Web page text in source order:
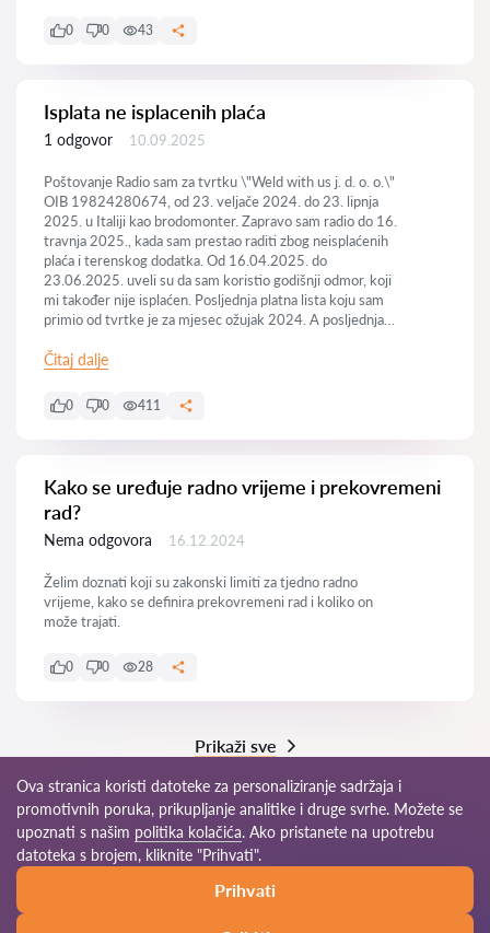
0 0 43
Isplata ne isplacenih plaća
1 odgovor 10.09.2025
Poštovanje Radio sam za tvrtku \"Weld with us j. d. o. o.\"
OIB 19824280674, od 23. veljače 2024. do 23. lipnja
2025. u Italiji kao brodomonter. Zapravo sam radio do 16.
travnja 2025., kada sam prestao raditi zbog neisplaćenih
plaća i terenskog dodatka. Od 16.04.2025. do
23.06.2025. uveli su da sam koristio godišnji odmor, koji
mi također nije isplaćen. Posljednja platna lista koju sam
primio od tvrtke je za mjesec ožujak 2024. A posljednja
listopad 2024. Nakon toga su bile uplate koje su zadržane
Pokušao sam kontaktirati tvrtku, ali bezuspješno.
Mađarski sam državljanin i imam A1 obrazac. Zanima me
isplati li se tužiti tvrtku da bih dobio zaostale plaće?
Čitaj dalje
0 0 411
Kako se uređuje radno vrijeme i prekovremeni
rad?
Nema odgovora 16.12.2024
Želim doznati koji su zakonski limiti za tjedno radno
vrijeme, kako se definira prekovremeni rad i koliko on
može trajati.
0 0 28
Prikaži sve
© 2026 Odvjetnici-hr.com
Mapa stranice
Ova stranica koristi datoteke za personaliziranje sadržaja i
promotivnih poruka, prikupljanje analitike i druge svrhe. Možete se
upoznati s našim politika kolačića. Ako pristanete na upotrebu
datoteka s brojem, kliknite "Prihvati".
Prihvati